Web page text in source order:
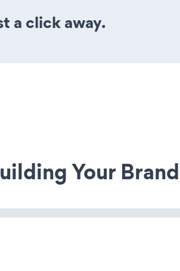
a click away.
Your Brand